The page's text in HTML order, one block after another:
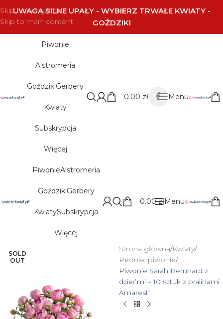
Skip to navigation
Skip to main content
UWAGA SILNE UPAŁY - WYBIERZ TRWAŁE KWIATY -
GOŹDZIKI
Piwonie
Alstromeria
GoździkiGerbery
Kwiaty
Subskrypcja
Więcej
0.00 zł Menu
PiwonieAlstromeria
GoździkiGerbery
KwiatySubskrypcja
Więcej
0.00złMenu
SOLD
OUT
Strona główna Kwiaty
Peonie, piwonie
Piwonie Sarah Bernhard z
dziećmi – 10 sztuk z pralinami
Amaresti